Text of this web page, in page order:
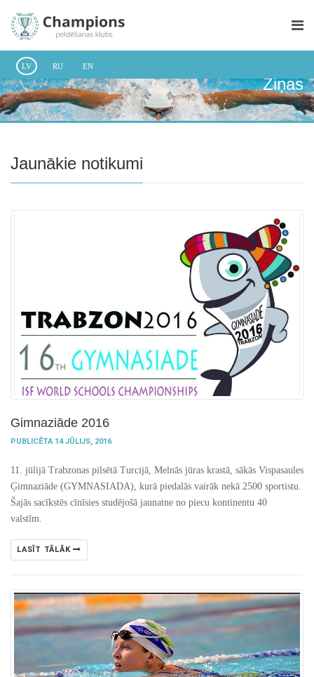
LV RU EN
Ziņas
Jaunākie notikumi
Gimnaziāde 2016
PUBLICĒTA 14 JŪLIJS, 2016
11. jūlijā Trabzonas pilsētā Turcijā, Melnās jūras krastā, sākās Vispasaules
Ģimnaziāde (GYMNASIADA), kurā piedalās vairāk nekā 2500 sportistu.
Šajās sacīkstēs cīnīsies studējošā jaunatne no piecu kontinentu 40
valstīm.
LASĪT TĀLĀK